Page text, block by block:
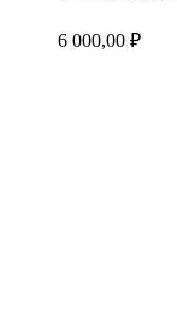
6 000,00 ₽